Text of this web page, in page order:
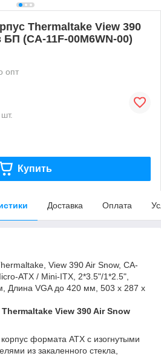
Thermaltake View 390
(CA-11F-00M6WN-00)
опт
Купить
Доставка Оплата
View 390 Air Snow, CA-
ATX / Mini-ITX, 2*3.5"/1*2.5",
Длина VGA до 420 мм, 503 x 287 x
View 390 Air Snow
формата ATX с изогнутыми
из закаленного стекла,